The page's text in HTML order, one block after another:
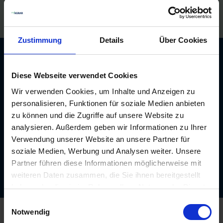
Zustimmung Details Über Cookies
Diese Webseite verwendet Cookies
Wir verwenden Cookies, um Inhalte und Anzeigen zu
personalisieren, Funktionen für soziale Medien anbieten
zu können und die Zugriffe auf unsere Website zu
analysieren. Außerdem geben wir Informationen zu Ihrer
Verwendung unserer Website an unsere Partner für
soziale Medien, Werbung und Analysen weiter. Unsere
Partner führen diese Informationen möglicherweise mit
weiteren Daten zusammen, die Sie ihnen bereitgestellt
haben oder die sie im Rahmen Ihrer Nutzung der Dienste
Notwendig
Newsletter: 10€ Gutschein
sichern!
Unser kostenloser Newsletter informiert Sie
regelmäßig über Aktionen, Neuigkeiten zu
Produkten und pflanzenbaulichen
Empfehlungen. Die Abmeldung ist jederzeit
möglich.
Abonnieren
Kontakt